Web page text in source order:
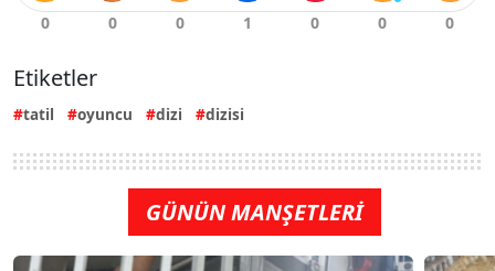
Etiketler
tatil oyuncu dizi dizisi
GÜNÜN MANŞETLERİ